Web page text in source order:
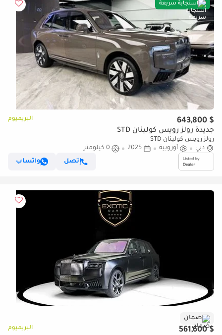
استجابة سريعة
$ 643,800 البريميوم
جديدة رولز رويس كولينان STD
رولز رويس كولينان STD
دبي
أوروبية 2025
0 كيلومتر
إتصل
واتساب
ضمان
$ 561,600 البريميوم